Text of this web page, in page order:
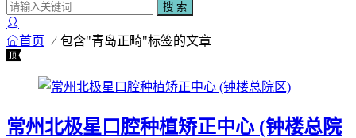
搜 索
首页 包含"青岛正畸"标签的文章
常州北极星口腔种植矫正中心 (钟楼总院